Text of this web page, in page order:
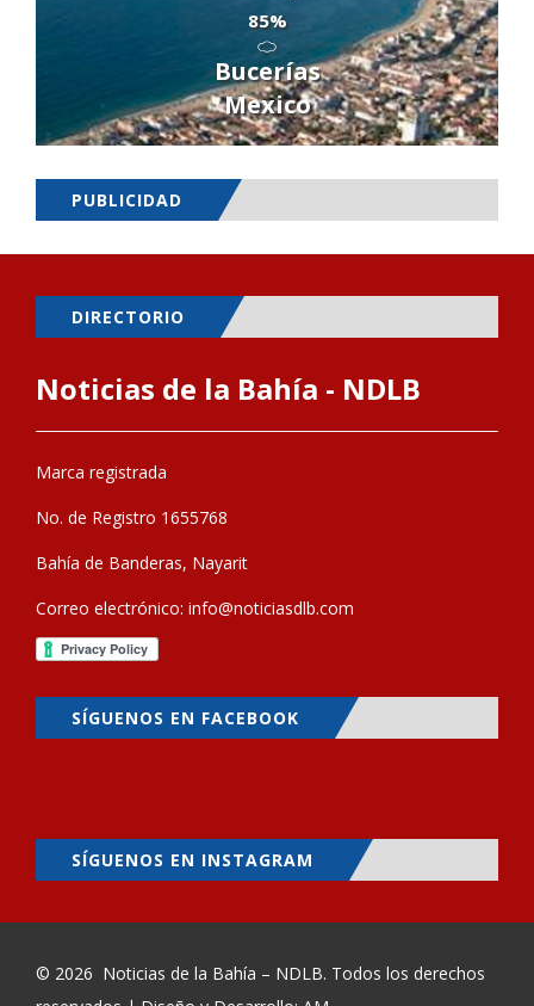
85%
Bucerías
Mexico
PUBLICIDAD
DIRECTORIO
Noticias de la Bahía - NDLB
Marca registrada
No. de Registro 1655768
Bahía de Banderas, Nayarit
Correo electrónico: info@noticiasdlb.com
SÍGUENOS EN FACEBOOK
SÍGUENOS EN INSTAGRAM
© 2026 Noticias de la Bahía – NDLB. Todos los derechos